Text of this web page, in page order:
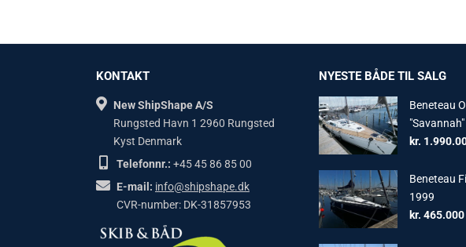
KONTAKT
New ShipShape A/S
Rungsted Havn 1 2960 Rungsted
Kyst Denmark
Telefonnr.: +45 45 86 85 00
E-mail: info@shipshape.dk
CVR-number: DK-31857953
NYESTE BÅDE TIL SALG
Beneteau
kr.
Beneteau
1999
kr. 465.000